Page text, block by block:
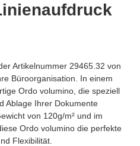
Artikelnummer 29465.32 von
Büroorganisation. In einem
Ordo volumino, die speziell
Ablage Ihrer Dokumente
von 120g/m² und im
Ordo volumino die perfekte
Flexibilität.